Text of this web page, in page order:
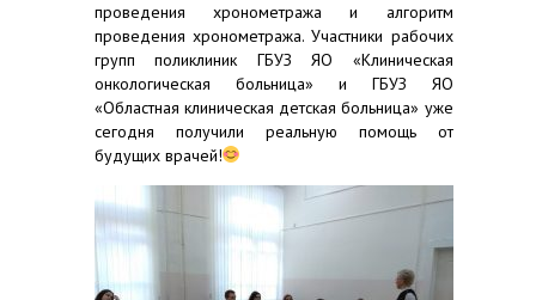
проведения хронометража и алгоритм
проведения хронометража. Участники рабочих
групп поликлиник ГБУЗ ЯО «Клиническая
онкологическая больница» и ГБУЗ ЯО
«Областная клиническая детская больница» уже
сегодня получили реальную помощь от
будущих врачей!